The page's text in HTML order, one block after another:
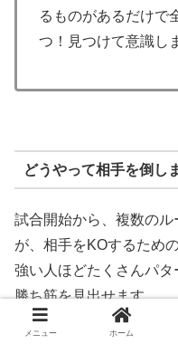
るものがあるだけで
つ！見つけて意識し
どうやって相手を倒し
試合開始から、複数の
が、相手をKOするため
強い人ほどたくさんパ
勝ち筋を見出せます。
メニュー ホーム